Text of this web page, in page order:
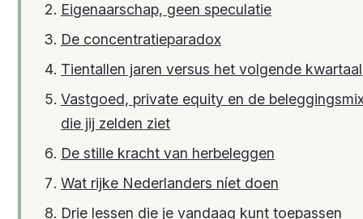
Eigenaarschap, geen speculatie
De concentratieparadox
Tientallen jaren versus het volgende kwartaal
Vastgoed, private equity en de
die jij zelden ziet
De stille kracht van herbeleggen
Wat rijke Nederlanders níet doen
Drie lessen die je vandaag kunt toepassen